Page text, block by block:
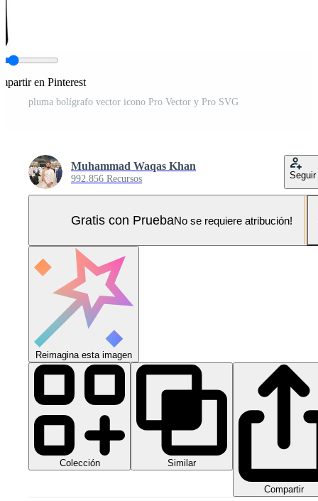
en Pinterest
pluma bolígrafo vector icono Pro Vector y Pro SVG
Muhammad Waqas Khan
992.856 Recursos Seguir
Gratis con PruebaNo se requiere atribución!
Reimagina esta imagen
Colección Similar
Compartir